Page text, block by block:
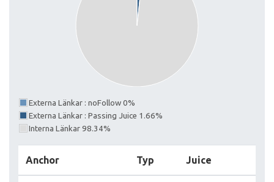
Externa Länkar : noFollow 0%
Externa Länkar : Passing Juice 1.66%
Interna Länkar 98.34%
Anchor Typ Juice